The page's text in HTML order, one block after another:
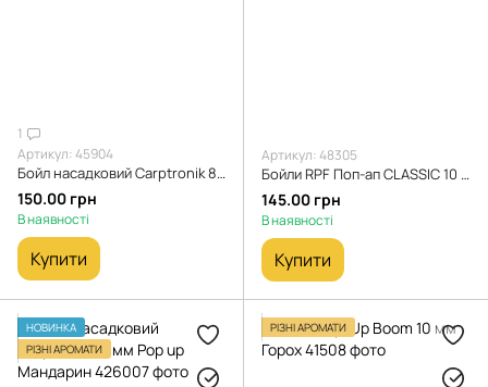
1
Артикул: 45904
Бойл насадковий Carptronik 8 мм Pop up Білачан
150.00 грн
В наявності
Купити
Артикул: 48305
Бойли RPF Поп-ап CLASSIC 10 мм Кукурудза
145.00 грн
В наявності
Купити
НОВИНКА
РІЗНІ АРОМАТИ
РІЗНІ АРОМАТИ